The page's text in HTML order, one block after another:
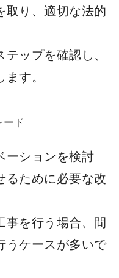
取り、適切な法的
ップを確認し、
す。
ド
ーションを検討
るために必要な改
事を行う場合、間
うケースが多いで